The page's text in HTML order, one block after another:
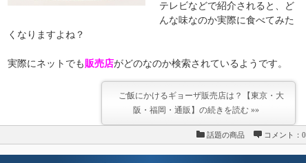
テレビなどで紹介されると、ど
んな味なのか実際に食べてみた
くなりますよね？
実際にネットでも販売店がどのなのか検索されているようです。
ご飯にかけるギョーザ販売店は？【東京・大
阪・福岡・通販】の続きを読む »»
話題の商品 コメント：0